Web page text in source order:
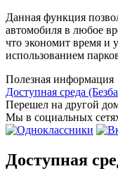
Данная функция
автомобиля в любое
что экономит время и
использованием
Полезная информация
Доступная среда
Перешел на другой
Мы в социальных
Доступная